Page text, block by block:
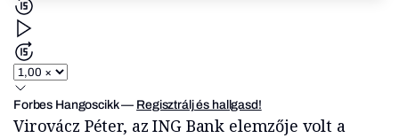
Forbes Hangoscikk— Regisztrálj és hallgasd!
Virovácz Péter, az ING Bank elemzője volt a